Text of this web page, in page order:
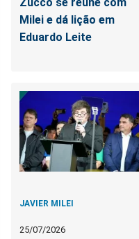
Milei e dá lição em
Eduardo Leite
JAVIER MILEI
25/07/2026